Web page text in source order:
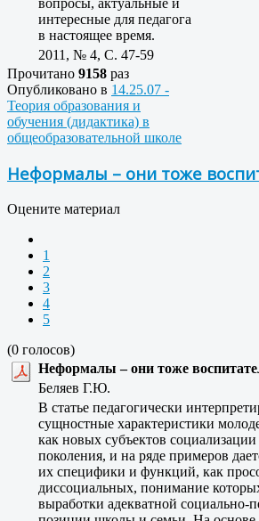
интересные для педагога
в настоящее время.
2011, № 4, C. 47-59
Прочитано 9158 раз
Опубликовано в 14.25.07 -
Теория образования и
обучения (дидактика) в
общеобразовательной школе
Неформалы – они тоже
Оцените материал
1
2
3
4
5
(0 голосов)
Неформалы – они тоже
Беляев Г.Ю.
В статье педагогически
сущностные характеристики
как новых субъектов
поколения, и на ряде примеров
их специфики и функций, как
диссоциальных, понимание
выработки адекватной социально-